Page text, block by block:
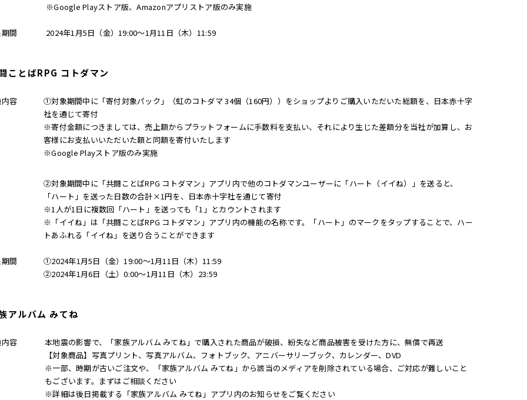
※Google Playストア版、Amazonアプリストア版のみ実施
間 2024年1月5日（金）19:00～1月11日（木）11:59
ことばRPG コトダマン
容
①対象期間中に「寄付対象パック」（虹のコトダマ 34個（160円））をショップよりご購入いただいた総額を、日本赤十字
社を通じて寄付
※寄付金額につきましては、売上額からプラットフォームに手数料を支払い、それにより生じた差額分を当社が加算し、お
客様にお支払いいただいた額と同額を寄付いたします
※Google Playストア版のみ実施
②対象期間中に「共闘ことばRPG コトダマン」アプリ内で他のコトダマンユーザーに「ハート（イイね）」を送ると、
「ハート」を送った日数の合計×1円を、日本赤十字社を通じて寄付
※1人が1日に複数回「ハート」を送っても「1」とカウントされます
※「イイね」は「共闘ことばRPG コトダマン」アプリ内の機能の名称です。「ハート」のマークをタップすることで、ハー
トあふれる「イイね」を送り合うことができます
間
①2024年1月5日（金）19:00～1月11日（木）11:59
②2024年1月6日（土）0:00～1月11日（木）23:59
アルバム みてね
容
本地震の影響で、「家族アルバム みてね」で購入された商品が破損、紛失など商品被害を受けた方に、無償で再送
【対象商品】写真プリント、写真アルバム、フォトブック、アニバーサリーブック、カレンダー、DVD
※一部、時期が古いご注文や、「家族アルバム みてね」から該当のメディアを削除されている場合、ご対応が難しいこと
もございます。まずはご相談ください
※詳細は後日掲載する「家族アルバム みてね」アプリ内のお知らせをご覧ください